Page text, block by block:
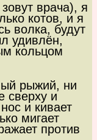
врача), я
котов, и я
волка, будут
удивлён,
кольцом
рыжий, ни
сверху и
и кивает
мигает
против